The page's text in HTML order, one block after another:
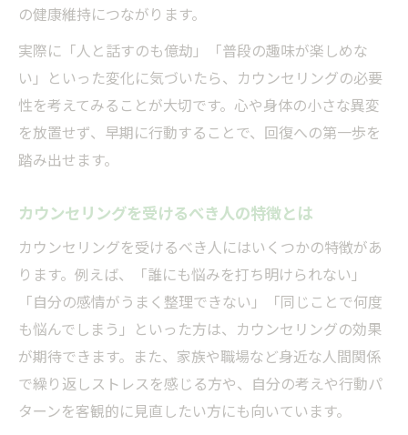
実際
カウンセリングの効果が現れるまでの過程
を解説
カウンセリングが意味ない知恵袋の誤解を
検証
カウンセリング効果的な受け方で得られる
カウンセリング意味ないと悩む前に知るべ
きこと
受けるべきタイミングを見極める方法
カウンセリング受けるべきか迷ったときの
判断軸
カウンセリング受けるべき人のタイミング
とは
の健康維持につながります。
実際に「人と話すのも億劫」「普段の趣味が楽しめな
い」といった変化に気づいたら、カウンセリングの必要
性を考えてみることが大切です。心や身体の小さな異変
を放置せず、早期に行動することで、回復への第一歩を
踏み出せます。
カウンセリングを受けるべき人の特徴とは
カウンセリングを受けるべき人にはいくつかの特徴があ
ります。例えば、「誰にも悩みを打ち明けられない」
「自分の感情がうまく整理できない」「同じことで何度
も悩んでしまう」といった方は、カウンセリングの効果
が期待できます。また、家族や職場など身近な人間関係
で繰り返しストレスを感じる方や、自分の考えや行動パ
ターンを客観的に見直したい方にも向いています。